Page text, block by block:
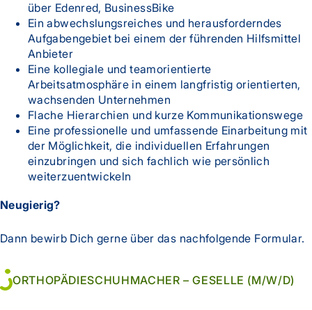
über Edenred, BusinessBike
Ein abwechslungsreiches und herausforderndes
Aufgabengebiet bei einem der führenden Hilfsmittel
Anbieter
Eine kollegiale und teamorientierte
Arbeitsatmosphäre in einem langfristig orientierten,
wachsenden Unternehmen
Flache Hierarchien und kurze Kommunikationswege
Eine professionelle und umfassende Einarbeitung mit
der Möglichkeit, die individuellen Erfahrungen
einzubringen und sich fachlich wie persönlich
weiterzuentwickeln
Neugierig?
Dann bewirb Dich gerne über das nachfolgende Formular.
ORTHOPÄDIESCHUHMACHER – GESELLE (M/W/D)